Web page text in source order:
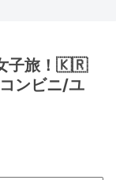
女子旅！🇰🇷
ンビニ/ユ